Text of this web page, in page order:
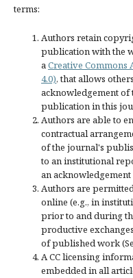
terms:
Authors retain
publication with the
aCreative Commons
4.0), that allows
acknowledgement
publication in this
Authors are able to
contractual
of the journal's
to an institutional
an
Authors are
online (e.g., in
prior to and during
productive
of published work
A CC licensing
embedded in all